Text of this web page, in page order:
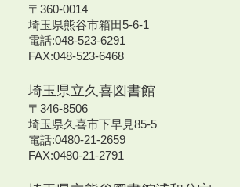
〒360-0014
埼玉県熊谷市箱田5-6-1
電話:048-523-6291
FAX:048-523-6468
埼玉県立久喜図書館
〒346-8506
埼玉県久喜市下早見85-5
電話:0480-21-2659
FAX:0480-21-2791